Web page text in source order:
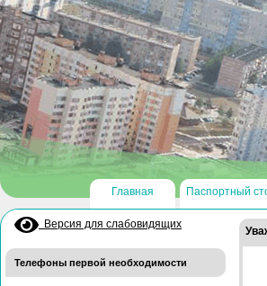
Главная Паспортный
Версия для слабовидящих
Телефоны первой необходимости